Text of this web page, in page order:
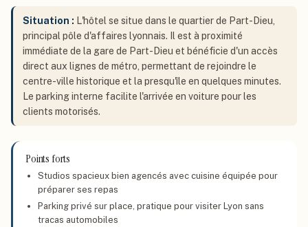
Situation : L'hôtel se situe dans le quartier de Part-Dieu,
principal pôle d'affaires lyonnais. Il est à proximité
immédiate de la gare de Part-Dieu et bénéficie d'un accès
direct aux lignes de métro, permettant de rejoindre le
centre-ville historique et la presqu'île en quelques minutes.
Le parking interne facilite l'arrivée en voiture pour les
clients motorisés.
Points forts
Studios spacieux bien agencés avec cuisine équipée pour
préparer ses repas
Parking privé sur place, pratique pour visiter Lyon sans
tracas automobiles